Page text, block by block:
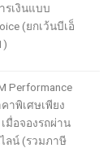
รเงินแบบ
(ยกเว้นบีเอ็
)
Performance
าพิเศษเพียง
เมื่อจองรถผ่าน
ลน์(รวมภาษี